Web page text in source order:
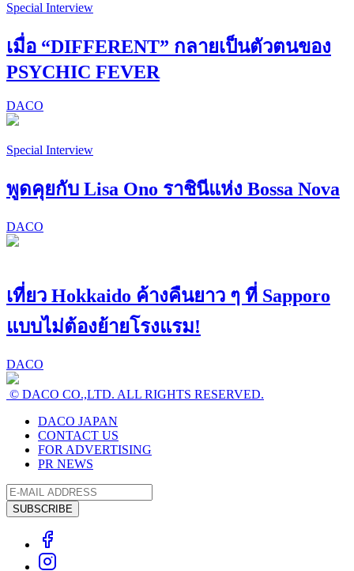
Special Interview
เมื่อ “DIFFERENT” กลายเป็นตัวตนของ
PSYCHIC FEVER
DACO
Special Interview
พูดคุยกับ Lisa Ono ราชินีแห่ง Bossa Nova
DACO
เที่ยว Hokkaido ค้างคืนยาว ๆ ที่ Sapporo
แบบไม่ต้องย้ายโรงแรม!
DACO
© DACO CO.,LTD. ALL RIGHTS RESERVED.
DACO JAPAN
CONTACT US
FOR ADVERTISING
PR NEWS